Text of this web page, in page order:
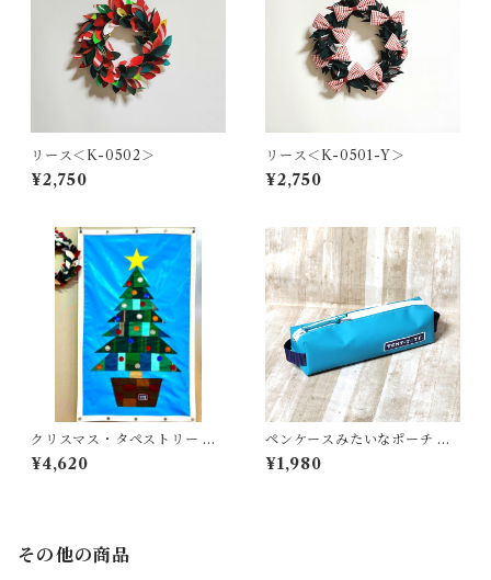
リース＜K-0502＞
¥2,750
リース＜K-0501-Y＞
¥2,750
クリスマス・タペストリー ＜
K-0674＞
¥4,620
ペンケースみたいなポーチ ＜
K-0664＞
¥1,980
その他の商品